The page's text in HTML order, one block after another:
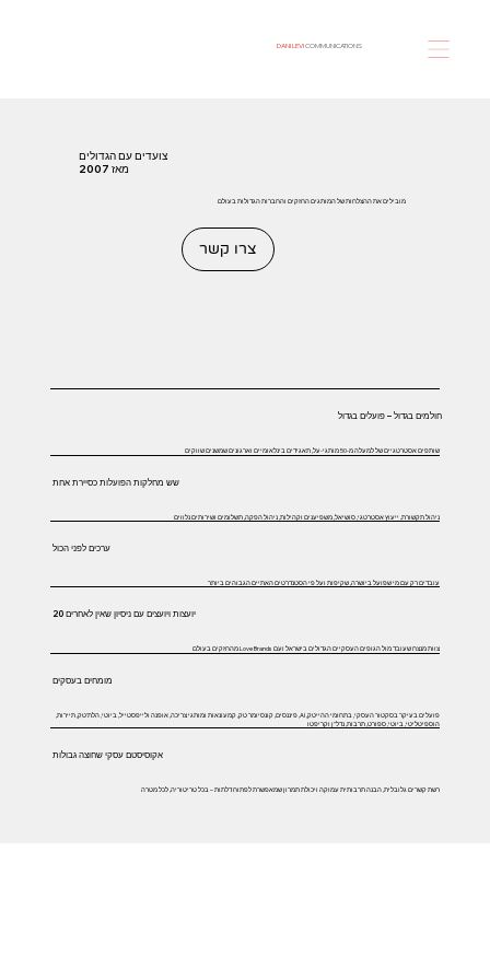
DANI LEVICOMMUNICATIONS
צועדים עם הגדולים
מאז 2007
מובילים את ההצלחות של המותגים החזקים והחברות הגדולות בעולם
צרו קשר
חולמים בגדול – פועלים בגדול
שותפים אסטרטגיים של למעלה מ-50 מותגי-על, תאגידים בינלאומיים וארגונים שמשנים שווקים
שש מחלקות הפועלות כסיירת אחת
ניהול תקשורת, ייעוץ אסטרטגי, סושיאל, משפיענים וקהילות, ניהול הפקה, תשלומים ושירותים נלווים
ערכים לפני הכול
עובדים רק עם מי שפועל ביושרה, שקיפות ועל פי הסטנדרטים האתיים הגבוהים ביותר
20 יועצות ויועצים עם ניסיון שאין לאחרים
צוות מנצח שעובד מול הגופים העסקיים הגדולים בישראל ועם Love Brands מהחזקים בעולם
מומחים בעסקים
פועלים בעיקר בסקטור העסקי, בתחומי ההייטק, AI, פיננסים, קונסיומר טק, קמעונאות ומותגי צריכה, אופנה ולייפסטייל, ביוטי, הלת'טק, תיירות,
הוספיטליטי, ביוטי, ספורט, תרבות, נדל"ן וקריפטו
אקוסיסטם עסקי שחוצה גבולות
רשת קשרים גלובלית, הבנה תרבותית עמוקה ויכולת תמרון שמאפשרת לפתוח דלתות – בכל טריטוריה, לכל מטרה